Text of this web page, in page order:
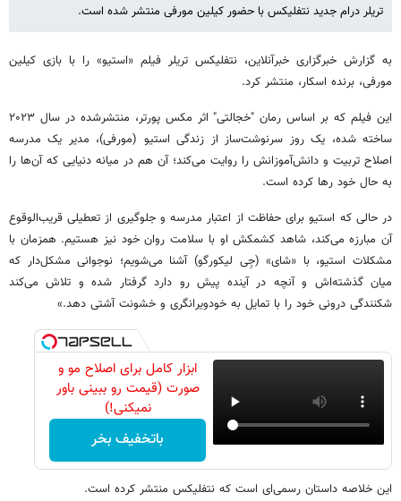
تریلر درام جدید نتفلیکس با حضور کیلین مورفی منتشر شده است.
به گزارش خبرگزاری خبرآنلاین، نتفلیکس تریلر فیلم «استیو» را با بازی کیلین
مورفی، برنده اسکار، منتشر کرد.
این فیلم که بر اساس رمان "خجالتی" اثر مکس پورتر، منتشرشده در سال ۲۰۲۳
ساخته شده، یک روز سرنوشت‌ساز از زندگی استیو (مورفی)، مدیر یک مدرسه
اصلاح تربیت و دانش‌آموزانش را روایت می‌کند؛ آن هم در میانه دنیایی که آن‌ها را
به حال خود رها کرده است.
در حالی که استیو برای حفاظت از اعتبار مدرسه و جلوگیری از تعطیلی قریب‌الوقوع
آن مبارزه می‌کند، شاهد کشمکش او با سلامت روان خود نیز هستیم. همزمان با
مشکلات استیو، با «شای» (جِی لیکورگو) آشنا می‌شویم؛ نوجوانی مشکل‌دار که
میان گذشته‌اش و آنچه در آینده پیش رو دارد گرفتار شده و تلاش می‌کند
شکنندگی درونی خود را با تمایل به خودویرانگری و خشونت آشتی دهد.»
ابزار کامل برای اصلاح مو و
صورت (قیمت رو ببینی باور
نمیکنی!)
باتخفیف بخر
این خلاصه داستان رسمی‌ای است که نتفلیکس منتشر کرده است.